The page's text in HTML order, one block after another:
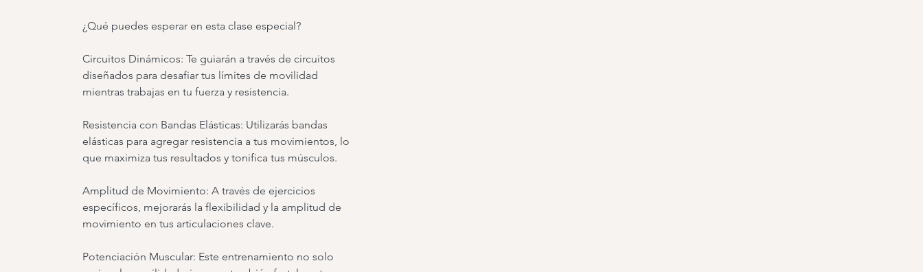
¿Qué puedes esperar en esta clase especial?
Circuitos Dinámicos: Te guiarán a través de circuitos
diseñados para desafiar tus límites de movilidad
mientras trabajas en tu fuerza y resistencia.
Resistencia con Bandas Elásticas: Utilizarás bandas
elásticas para agregar resistencia a tus movimientos, lo
que maximiza tus resultados y tonifica tus músculos.
Amplitud de Movimiento: A través de ejercicios
específicos, mejorarás la flexibilidad y la amplitud de
movimiento en tus articulaciones clave.
Potenciación Muscular: Este entrenamiento no solo